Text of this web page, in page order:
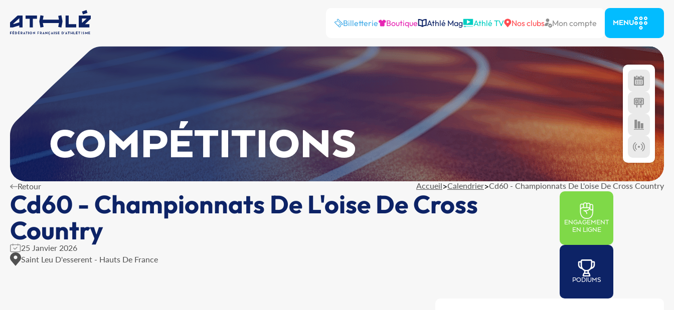
Billetterie Boutique Athlé Mag Athlé TV Nos clubs Mon compte MENU
COMPÉTITIONS
Retour Accueil>Calendrier>Cd60 - Championnats De L'oise De Cross Country
Cd60 - Championnats De L'oise De Cross
Country
25 Janvier 2026
Saint Leu D'esserent - Hauts De France
ENGAGEMENT
EN LIGNE
PODIUMS